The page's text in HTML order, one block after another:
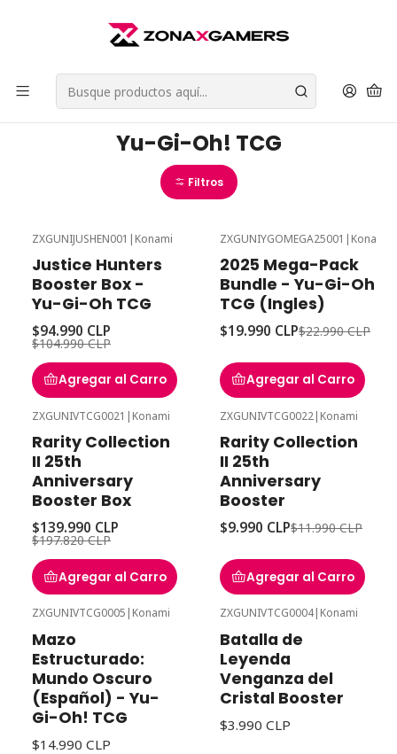
Retiros en Providencia
Leer más
Inicio Cartas Coleccionables Yu-Gi-Oh! TCG
Yu-Gi-Oh! TCG
Filtros
ZXGUNIJUSHEN001 | Konami
Justice Hunters
Booster Box -
Yu-Gi-Oh TCG
$94.990 CLP
$104.990 CLP
Agregar al Carro
ZXGUNIYGOMEGA25001 | Konami
2025 Mega-Pack
Bundle - Yu-Gi-Oh
TCG (Ingles)
$19.990 CLP$22.990 CLP
Agregar al Carro
ZXGUNIVTCG0021 | Konami
Rarity Collection
II 25th
Anniversary
Booster Box
$139.990 CLP
$197.820 CLP
Agregar al Carro
ZXGUNIVTCG0022| Konami
Rarity Collection
II 25th
Anniversary
Booster
$9.990 CLP$11.990 CLP
Agregar al Carro
ZXGUNIVTCG0005 | Konami
Mazo
Estructurado:
Mundo Oscuro
(Español) - Yu-
Gi-Oh! TCG
$14.990 CLP
ZXGUNIVTCG0004| Konami
Batalla de
Leyenda
Venganza del
Cristal Booster
$3.990 CLP